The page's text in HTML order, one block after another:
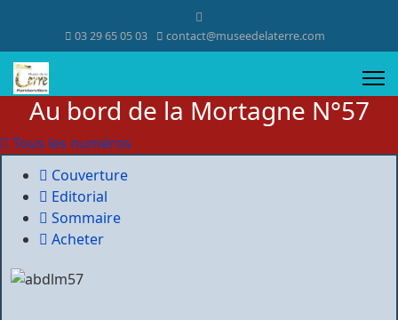
03 29 65 05 03 contact@museedelaterre.com
Au bord de la Mortagne N°57
Tous les numéros
Couverture
Editorial
Sommaire
Acheter